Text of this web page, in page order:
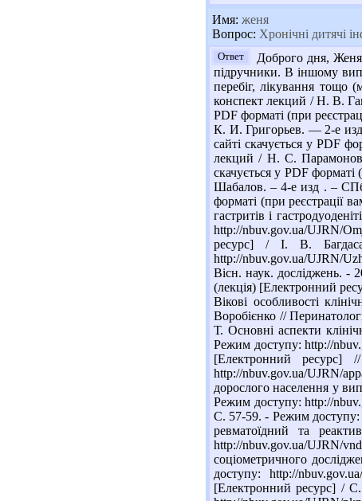
Имя: женя
Вопрос: Хронічні дитячі
Ответ
Доброго дня,
підручники. В іншому
перебіг, лікування
конспект лекций / Н. В.
PDF форматі (при
К. И. Григорьев. — 2-е
сайті скачується у PDF
лекций / Н. С.
скачується у PDF
Шабалов. – 4-е изд . –
форматі (при реєстрації
гастритів і
http://nbuv.gov.ua/UJRN/
ресурс] / І. В.
http://nbuv.gov.ua/UJRN/
Вісн. наук. досліджень. -
(лекція) [Електронний
Вікові особливості
Воробієнко //
Т. Основні аспекти
Режим доступу: http://
[Електронний
http://nbuv.gov.ua/UJRN/
дорослого населення у
Режим доступу: http://
С. 57-59. - Режим доступу:
ревматоїдний та
http://nbuv.gov.ua/UJRN/
соціометричного
доступу: http://
[Електронний ресурс] /